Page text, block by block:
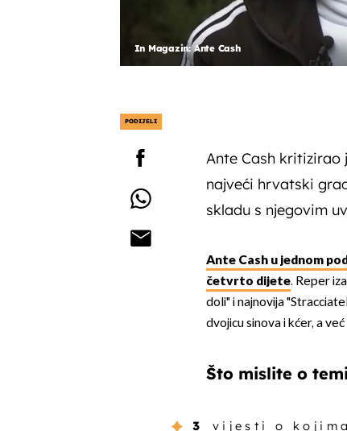
In Magazin: Ante Cash
PODIJELI
Ante Cash kritizirao
najveći hrvatski
skladu s njegovim
Ante Cash u jednom
četvrto dijete. Reper
doli" i najnovija
dvojicu sinova i kćer, a
Što mislite o
3 vijesti o